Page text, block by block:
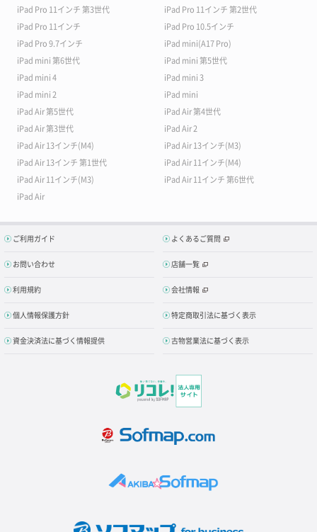
iPad Pro 11インチ 第3世代
iPad Pro 11インチ 第2世代
iPad Pro 11インチ
iPad Pro 10.5インチ
iPad Pro 9.7インチ
iPad mini(A17 Pro)
iPad mini 第6世代
iPad mini 第5世代
iPad mini 4
iPad mini 3
iPad mini 2
iPad mini
iPad Air 第5世代
iPad Air 第4世代
iPad Air 第3世代
iPad Air 2
iPad Air 13インチ(M4)
iPad Air 13インチ(M3)
iPad Air 13インチ 第1世代
iPad Air 11インチ(M4)
iPad Air 11インチ(M3)
iPad Air 11インチ 第6世代
iPad Air
ご利用ガイド よくあるご質問
お問い合わせ 店舗一覧
利用規約 会社情報
個人情報保護方針 特定商取引法に基づく表示
資金決済法に基づく情報提供 古物営業法に基づく表示